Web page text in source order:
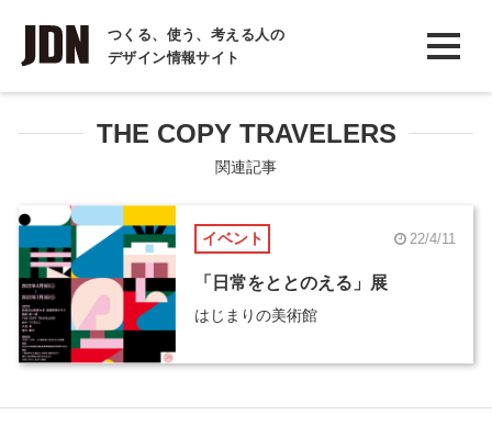
つくる、使う、考える人の
デザイン情報サイト
INTERVIEW
インタビュー
REPORT
COLUMN
コラム
THE COPY TRAVELERS
関連記事
イベント 22/4/11
「日常をととのえる」展
はじまりの美術館